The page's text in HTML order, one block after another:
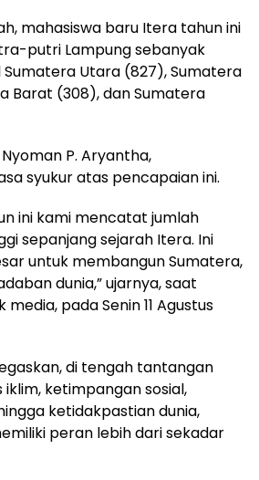
mahasiswa baru Itera tahun ini
putri Lampung sebanyak
Sumatera Utara (827), Sumatera
Barat (308), dan Sumatera
P. Aryantha,
syukur atas pencapaian ini.
ini kami mencatat jumlah
sepanjang sejarah Itera. Ini
untuk membangun Sumatera,
dunia,” ujarnya, saat
pada Senin 11 Agustus
di tengah tantangan
ketimpangan sosial,
ketidakpastian dunia,
peran lebih dari sekadar